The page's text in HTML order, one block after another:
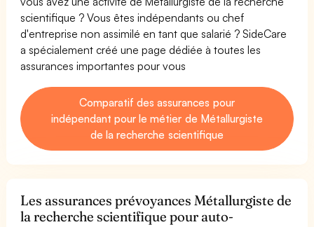
scientifique ? Vous êtes indépendants ou chef
d'entreprise non assimilé en tant que salarié ? SideCare
a spécialement créé une page dédiée à toutes les
assurances importantes pour vous
Comparatif des assurances pour
indépendant pour le métier de Métallurgiste
de la recherche scientifique
Les assurances prévoyances Métallurgiste de
la recherche scientifique pour auto-